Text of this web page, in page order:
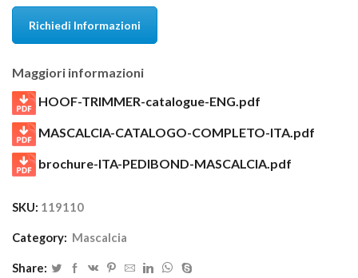
Richiedi Informazioni
Maggiori informazioni
HOOF-TRIMMER-catalogue-ENG.pdf
MASCALCIA-CATALOGO-COMPLETO-ITA.pdf
brochure-ITA-PEDIBOND-MASCALCIA.pdf
SKU: 119110
Category: Mascalcia
Share: